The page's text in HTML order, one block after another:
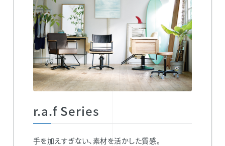
r.a.f Series
手を加えすぎない、素材を活かした質感。